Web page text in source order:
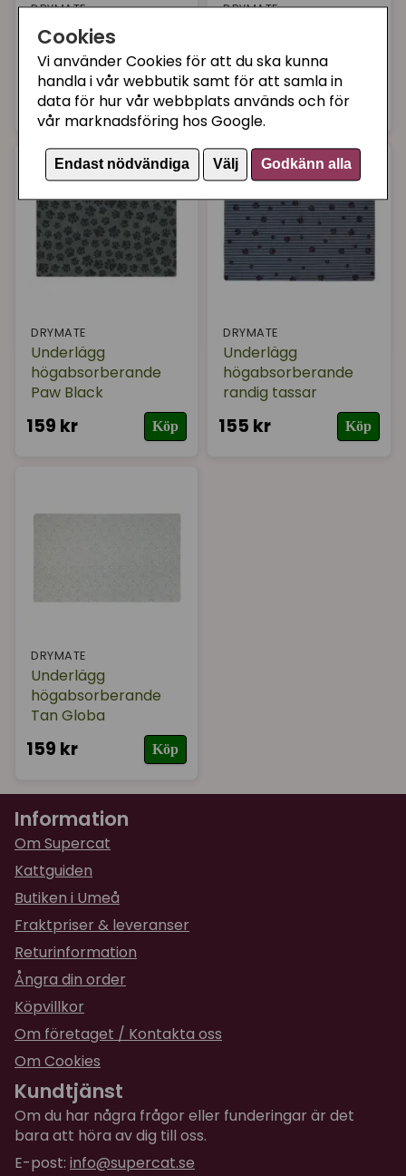
Cookies
Vi använder Cookies för att du ska kunna
handla i vår webbutik samt för att samla in
data för hur vår webbplats används och för
vår marknadsföring hos Google.
Endast nödvändiga Välj Godkänn alla
DRYMATE
Underlägg
högabsorberande
ljusblå
159 kr Köp
DRYMATE
mörkblå mönstrad
159 kr Köp
DRYMATE
Underlägg
högabsorberande
Paw Black
159 kr Köp
DRYMATE
Underlägg
högabsorberande
randig tassar
155 kr Köp
DRYMATE
Underlägg
högabsorberande
Tan Globa
159 kr Köp
Information
Om Supercat
Kattguiden
Butiken i Umeå
Fraktpriser & leveranser
Returinformation
Ångra din order
Köpvillkor
Om företaget / Kontakta oss
Om Cookies
Kundtjänst
Om du har några frågor eller funderingar är det
bara att höra av dig till oss.
E-post: info@supercat.se